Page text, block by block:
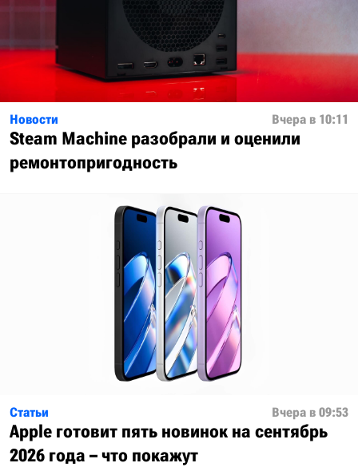
Новости Вчера в 10:11
Steam Machine разобрали и оценили
ремонтопригодность
Статьи Вчера в 09:53
Apple готовит пять новинок на сентябрь
2026 года – что покажут